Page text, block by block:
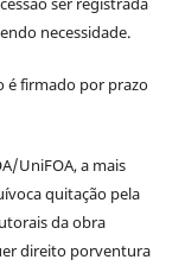
necessidade.
firmado por prazo
UniFOA, a mais
quitação pela
da obra
direito porventura